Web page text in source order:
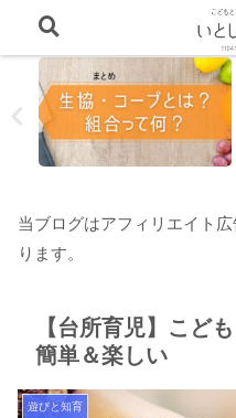
当ブログはアフィリエイト
ります。
【台所育児】こど
簡単＆楽しい
遊びと知育